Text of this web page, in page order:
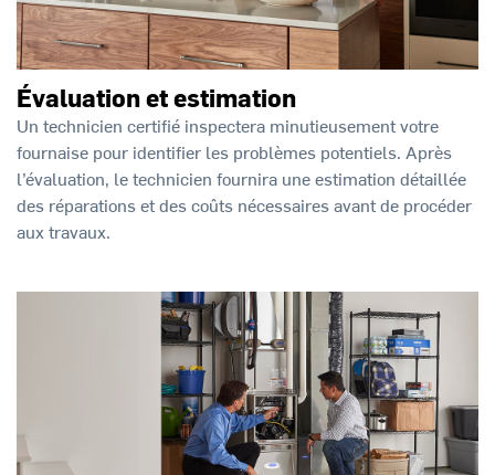
Évaluation et estimation
Un technicien certifié inspectera minutieusement votre
fournaise pour identifier les problèmes potentiels. Après
l’évaluation, le technicien fournira une estimation détaillée
des réparations et des coûts nécessaires avant de procéder
aux travaux.